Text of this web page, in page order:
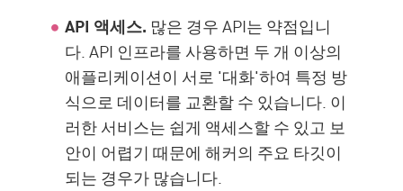
API 액세스. 많은 경우 API는 약점입니
다. API 인프라를 사용하면 두 개 이상의
애플리케이션이 서로 '대화'하여 특정 방
식으로 데이터를 교환할 수 있습니다. 이
러한 서비스는 쉽게 액세스할 수 있고 보
안이 어렵기 때문에 해커의 주요 타깃이
되는 경우가 많습니다.